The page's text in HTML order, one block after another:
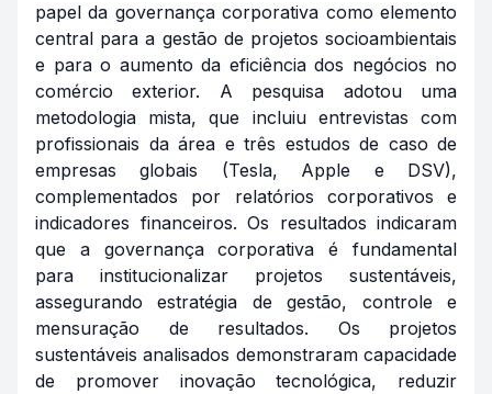
papel da governança corporativa como elemento
central para a gestão de projetos socioambientais
e para o aumento da eficiência dos negócios no
comércio exterior. A pesquisa adotou uma
metodologia mista, que incluiu entrevistas com
profissionais da área e três estudos de caso de
empresas globais (Tesla, Apple e DSV),
complementados por relatórios corporativos e
indicadores financeiros. Os resultados indicaram
que a governança corporativa é fundamental
para institucionalizar projetos sustentáveis,
assegurando estratégia de gestão, controle e
mensuração de resultados. Os projetos
sustentáveis analisados demonstraram capacidade
de promover inovação tecnológica, reduzir